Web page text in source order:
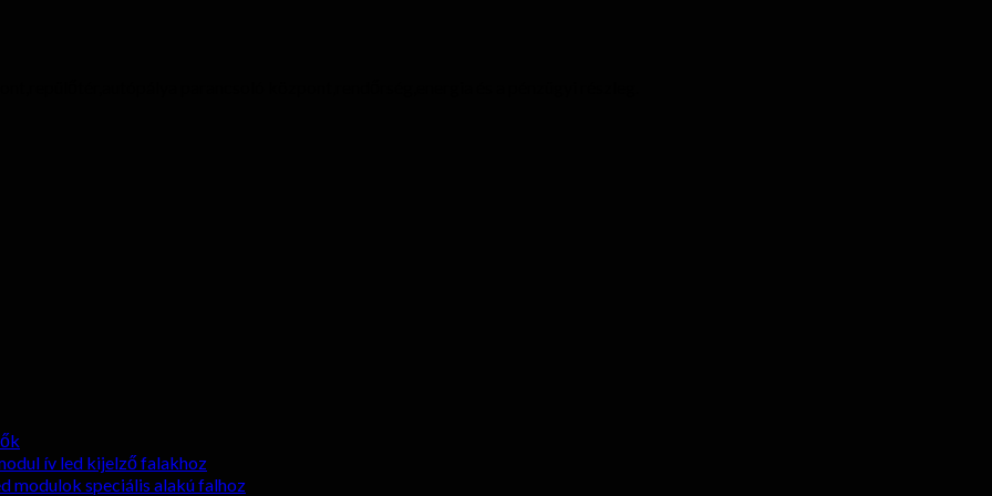
parancsoló központ,rendőrség,energia és a pénzügyi részleg.
ív led kijelző falakhoz
modulok speciális alakú falhoz